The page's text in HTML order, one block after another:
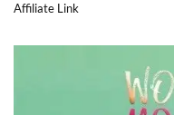
Affiliate Link